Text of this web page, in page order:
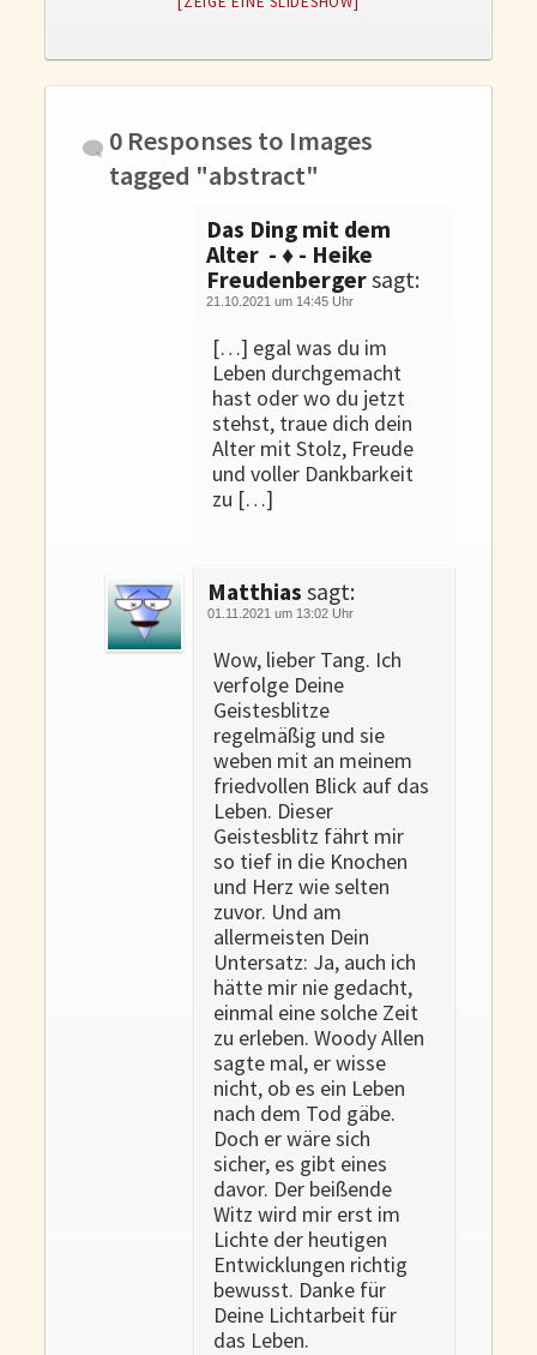
Gedanken und Gefühle
Bücher
Momoko
Die zwei Leben des Herrn Richie
0 Responses to Images
tagged "abstract"
Das Ding mit dem
Alter - ♦ - Heike
Freudenbergersagt:
21.10.2021 um 14:45 Uhr
[…] egal was du im
Leben durchgemacht
hast oder wo du jetzt
stehst, traue dich dein
Alter mit Stolz, Freude
und voller Dankbarkeit
zu […]
Matthias sagt:
01.11.2021 um 13:02 Uhr
Wow, lieber Tang. Ich
verfolge Deine
Geistesblitze
regelmäßig und sie
weben mit an meinem
friedvollen Blick auf das
Leben. Dieser
Geistesblitz fährt mir
so tief in die Knochen
und Herz wie selten
zuvor. Und am
allermeisten Dein
Untersatz: Ja, auch ich
hätte mir nie gedacht,
einmal eine solche Zeit
zu erleben. Woody Allen
sagte mal, er wisse
nicht, ob es ein Leben
nach dem Tod gäbe.
Doch er wäre sich
sicher, es gibt eines
davor. Der beißende
Witz wird mir erst im
Lichte der heutigen
Entwicklungen richtig
bewusst. Danke für
Deine Lichtarbeit für
das Leben.